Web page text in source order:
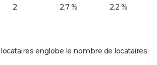
2 2,7 % 2,2 %
englobe le nombre de locataires